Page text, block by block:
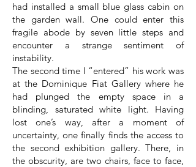
had installed a small blue glass cabin on
the garden wall. One could enter this
fragile abode by seven little steps and
encounter a strange sentiment of
instability.
The second time I “entered” his work was
at the Dominique Fiat Gallery where he
had plunged the empty space in a
blinding, saturated white light. Having
lost one’s way, after a moment of
uncertainty, one finally finds the access to
the second exhibition gallery. There, in
the obscurity, are two chairs, face to face,